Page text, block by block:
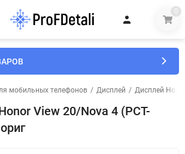
0
мобильных телефонов / Дисплей / Дисплей
View 20/Nova 4 (PCT-